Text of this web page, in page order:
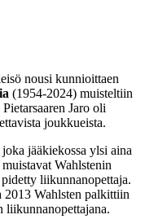
nousi kunnioittaen
(1954-2024) muisteltiin
Jaro oli
joukkueista.
jääkiekossa ylsi aina
Wahlstenin
liikunnanopettaja.
2013 Wahlsten palkittiin
liikunnanopettajana.